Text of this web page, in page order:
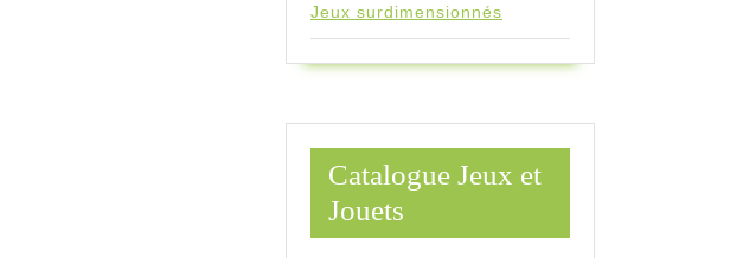
Jeux surdimensionnés
Catalogue Jeux et
Jouets